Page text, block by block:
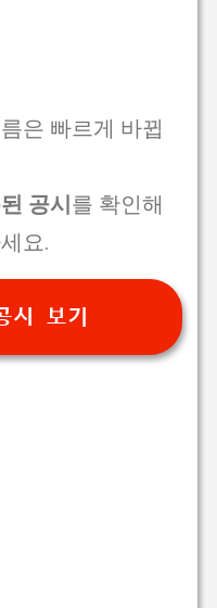
은 빠르게 바뀝
공시를 확인해
요.
시 보기